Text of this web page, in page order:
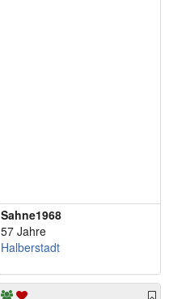
Sahne1968
57 Jahre
Halberstadt